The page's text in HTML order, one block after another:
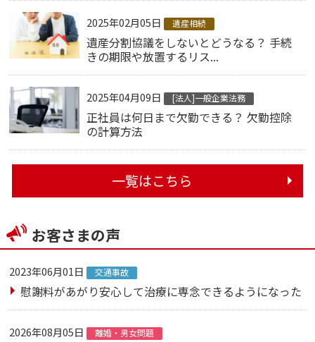
2025年02月05日 遺産相続
遺産分割協議をしないとどうなる？ 手続
きの期限や放置するリス...
2025年04月09日 [法人]一般企業法務
正社員は何日まで欠勤できる？ 欠勤控除
の計算方法
一覧はこちら
お客さまの声
2023年06月01日 交通事故
慰謝料があがり安心して治療に専念できるようになった
2026年08月05日 離婚・男女問題